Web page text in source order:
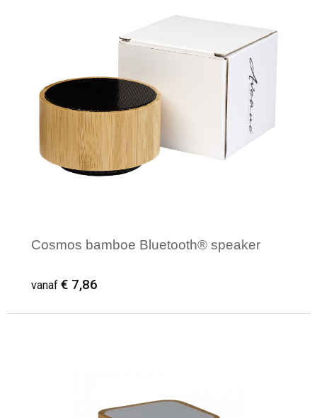
Cosmos bamboe Bluetooth® speaker
vanaf € 7,86